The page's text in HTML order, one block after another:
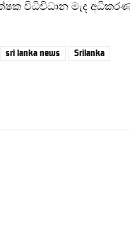
විධිවිධාන මැද
sri lanka news Srilanka